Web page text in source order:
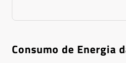
Consumo de Energia